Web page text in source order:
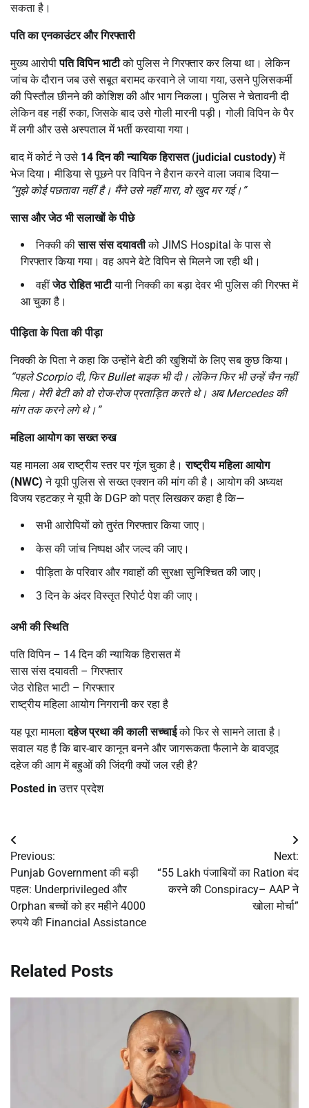
सकता है।
पति का एनकाउंटर और गिरफ्तारी
मुख्य आरोपीपति विपिन भाटीको पुलिस ने गिरफ्तार कर लिया था। लेकिन
जांच के दौरान जब उसे सबूत बरामद करवाने ले जाया गया, उसने पुलिसकर्मी
की पिस्तौल छीनने की कोशिश की और भाग निकला। पुलिस ने चेतावनी दी
लेकिन वह नहीं रुका, जिसके बाद उसे गोली मारनी पड़ी। गोली विपिन के पैर
में लगी और उसे अस्पताल में भर्ती करवाया गया।
बाद में कोर्ट ने उसे 14दिन की न्यायिक हिरासत (judicial custody) में
भेज दिया। मीडिया से पूछने पर विपिन ने हैरान करने वाला जवाब दिया—
“मुझे कोई पछतावा नहीं है। मैंने उसे नहीं मारा, वो खुद मर गई।”
सास और जेठ भी सलाखों के पीछे
निक्की कीसास संस दयावतीको JIMS Hospital के पास से
गिरफ्तार किया गया। वह अपने बेटे विपिन से मिलने जा रही थी।
वहींजेठ रोहित भाटीयानी निक्की का बड़ा देवर भी पुलिस की गिरफ्त में
आ चुका है।
पीड़िता के पिता की पीड़ा
निक्की के पिता ने कहा कि उन्होंने बेटी की खुशियों के लिए सब कुछ किया।
“पहले Scorpio दी, फिर Bulletबाइक भी दी। लेकिन फिर भी उन्हें चैन नहीं
मिला। मेरी बेटी को वो रोज-रोज प्रताड़ित करते थे। अब Mercedes की
मांग तक करने लगे थे।”
महिला आयोग का सख्त रुख
यह मामला अब राष्ट्रीय स्तर पर गूंज चुका है।राष्ट्रीय महिला आयोग
(NWC) ने यूपी पुलिस से सख्त एक्शन की मांग की है। आयोग की अध्यक्ष
विजय रहटकऱ ने यूपी के DGP को पत्र लिखकर कहा है कि—
सभी आरोपियों को तुरंत गिरफ्तार किया जाए।
केस की जांच निष्पक्ष और जल्द की जाए।
पीड़िता के परिवार और गवाहों की सुरक्षा सुनिश्चित की जाए।
3 दिन के अंदर विस्तृत रिपोर्ट पेश की जाए।
अभी की स्थिति
पति विपिन – 14 दिन की न्यायिक हिरासत में
सास संस दयावती – गिरफ्तार
जेठ रोहित भाटी – गिरफ्तार
राष्ट्रीय महिला आयोग निगरानी कर रहा है
यह पूरा मामलादहेज प्रथा की काली सच्चाईको फिर से सामने लाता है।
सवाल यह है कि बार-बार कानून बनने और जागरूकता फैलाने के बावजूद
दहेज की आग में बहुओं की जिंदगी क्यों जल रही है?
Posted inउत्तर प्रदेश
Post
navigation
Previous:
Punjab Government की बड़ी
पहल: Underprivileged और
Orphan बच्चों को हर महीने 4000
रुपये की Financial Assistance
Next:
“55 Lakh पंजाबियों का Ration बंद
करने की Conspiracy– AAP ने
खोला मोर्चा”
Related Posts